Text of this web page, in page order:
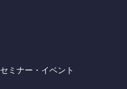
セミナー・イベント